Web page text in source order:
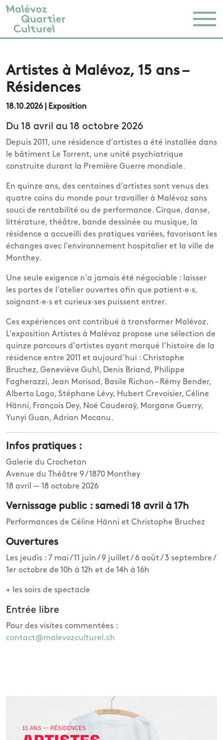
Artistes à Malévoz, 15 ans –
Résidences
18.10.2026 | Exposition
Du 18 avril au 18 octobre 2026
Depuis 2011, une résidence d’artistes a été installée dans
le bâtiment Le Torrent, une unité psychiatrique
construite durant la Première Guerre mondiale.
En quinze ans, des centaines d’artistes sont venus des
quatre coins du monde pour travailler à Malévoz sans
souci de rentabilité ou de performance. Cirque, danse,
littérature, théâtre, bande dessinée ou musique, la
résidence a accueilli des pratiques variées, favorisant les
échanges avec l’environnement hospitalier et la ville de
Monthey.
Une seule exigence n’a jamais été négociable : laisser
les portes de l’atelier ouvertes afin que patient·e·s,
soignant·e·s et curieux·ses puissent entrer.
Ces expériences ont contribué à transformer Malévoz.
L’exposition Artistes à Malévoz propose une sélection de
quinze parcours d’artistes ayant marqué l’histoire de la
résidence entre 2011 et aujourd’hui : Christophe
Bruchez, Geneviève Guhl, Denis Briand, Philippe
Fagherazzi, Jean Morisod, Basile Richon – Rémy Bender,
Alberto Lago, Stéphane Lévy, Hubert Crevoisier, Céline
Hänni, François Dey, Noé Cauderaÿ, Morgane Guerry,
Yunyi Guan, Adrian Mocanu.
Infos pratiques :
Galerie du Crochetan
Avenue du Théâtre 9 / 1870 Monthey
18 avril — 18 octobre 2026
Vernissage public : samedi 18 avril à 17h
Performances de Céline Hänni et Christophe Bruchez
Ouvertures
Les jeudis : 7 mai / 11 juin / 9 juillet / 6 août / 3 septembre /
1er octobre de 10h à 12h et de 14h à 16h
+ les soirs de spectacle
Entrée libre
Pour des visites commentées :
contact@malevozculturel.ch